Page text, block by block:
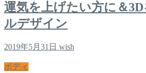
運気を上げたい方に＆
ルデザイン
2019年5月31日 wish
ボディ